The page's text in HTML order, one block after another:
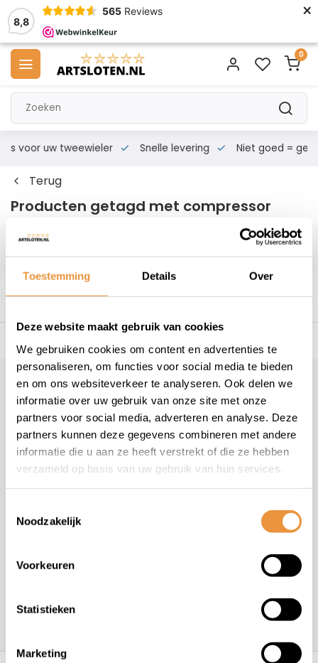
Toestemming Details Over
Deze website maakt gebruik van cookies
We gebruiken cookies om content en advertenties te
personaliseren, om functies voor social media te bieden
en om ons websiteverkeer te analyseren. Ook delen we
informatie over uw gebruik van onze site met onze
partners voor social media, adverteren en analyse. Deze
partners kunnen deze gegevens combineren met andere
informatie die u aan ze heeft verstrekt of die ze hebben
verzameld op basis van uw gebruik van hun services.
Noodzakelijk
Voorkeuren
Statistieken
Marketing
8,8
565 Reviews ×
0
voor uw tweewieler Snelle levering Niet goed = geld
Terug
Producten getagd met compressor
Filters
Klantenservice
Veelgestelde vragen
+31 78 780 2330
info@artsloten.nl